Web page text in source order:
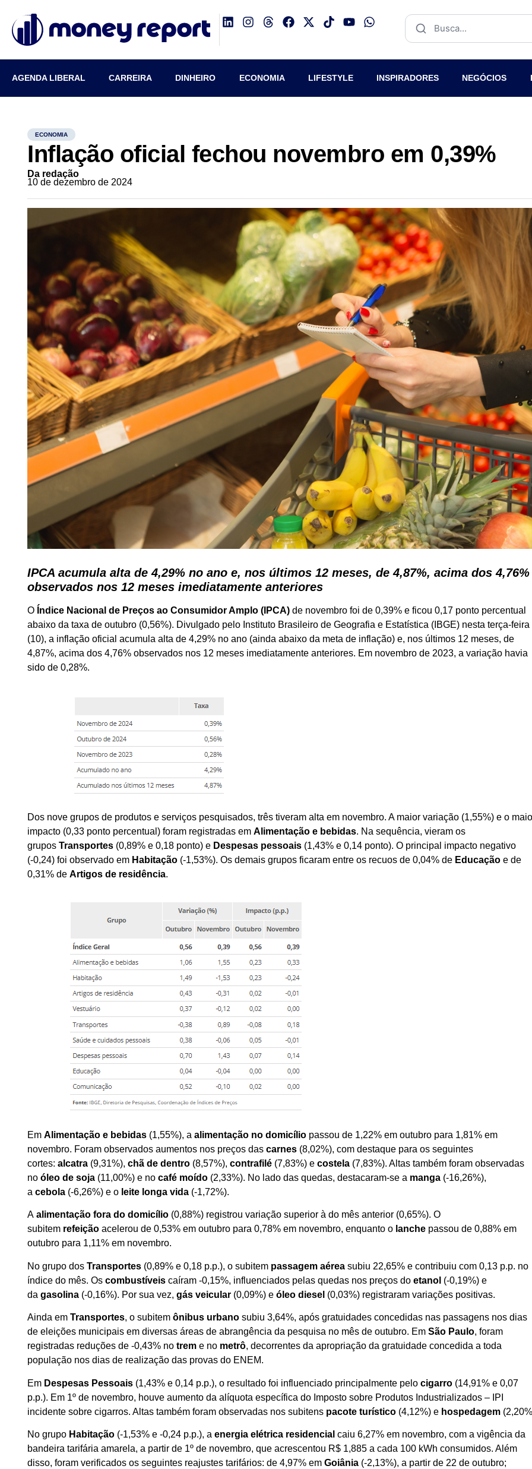
AGENDA LIBERAL CARREIRA DINHEIRO ECONOMIA LIFESTYLE INSPIRADORES NEGÓCIOS
ECONOMIA
Inflação oficial fechou novembro em 0,39%
Da redação
10 de dezembro de 2024
IPCA acumula alta de 4,29% no ano e, nos últimos 12 meses, de 4,87%, acima dos 4,76%
observados nos 12 meses imediatamente anteriores
O Índice Nacional de Preços ao Consumidor Amplo (IPCA) de novembro foi de 0,39% e ficou 0,17 ponto percentual
abaixo da taxa de outubro (0,56%). Divulgado pelo Instituto Brasileiro de Geografia e Estatística (IBGE) nesta terça-feira
(10), a inflação oficial acumula alta de 4,29% no ano (ainda abaixo da meta de inflação) e, nos últimos 12 meses, de
4,87%, acima dos 4,76% observados nos 12 meses imediatamente anteriores. Em novembro de 2023, a variação havia
sido de 0,28%.
Dos nove grupos de produtos e serviços pesquisados, três tiveram alta em novembro. A maior variação (1,55%) e o
impacto (0,33 ponto percentual) foram registradas emAlimentação e bebidas. Na sequência, vieram os
gruposTransportes (0,89% e 0,18 ponto) e Despesas pessoais (1,43% e 0,14 ponto). O principal impacto negativo
(-0,24) foi observado em Habitação (-1,53%). Os demais grupos ficaram entre os recuos de 0,04% de Educação e de
0,31% deArtigos de residência.
EmAlimentação e bebidas (1,55%), aalimentação no domicílio passou de 1,22% em outubro para 1,81% em
novembro. Foram observados aumentos nos preços dascarnes (8,02%), com destaque para os seguintes
cortes:alcatra (9,31%),chã de dentro (8,57%),contrafilé (7,83%) ecostela (7,83%). Altas também foram observadas
noóleo de soja (11,00%) e nocafé moído (2,33%). No lado das quedas, destacaram-se a manga (-16,26%),
acebola (-6,26%) e o leite longa vida (-1,72%).
Aalimentação fora do domicílio (0,88%) registrou variação superior à do mês anterior (0,65%). O
subitem refeição acelerou de 0,53% em outubro para 0,78% em novembro, enquanto o lanche passou de 0,88% em
outubro para 1,11% em novembro.
No grupo dosTransportes (0,89% e 0,18 p.p.), o subitem passagem aérea subiu 22,65% e contribuiu com 0,13 p.p. no
índice do mês. Oscombustíveiscaíram -0,15%, influenciados pelas quedas nos preços doetanol (-0,19%) e
dagasolina (-0,16%). Por sua vez,gás veicular (0,09%) eóleo diesel (0,03%) registraram variações positivas.
Ainda emTransportes, o subitemônibus urbanosubiu 3,64%, após gratuidades concedidas nas passagens nos dias
de eleições municipais em diversas áreas de abrangência da pesquisa no mês de outubro. EmSão Paulo, foram
registradas reduções de -0,43% notrem e no metrô, decorrentes da apropriação da gratuidade concedida a toda
população nos dias de realização das provas do ENEM.
Em Despesas Pessoais (1,43% e 0,14 p.p.), o resultado foi influenciado principalmente pelocigarro (14,91% e 0,07
p.p.). Em 1º de novembro, houve aumento da alíquota específica do Imposto sobre Produtos Industrializados – IPI
incidente sobre cigarros. Altas também foram observadas nos subitens pacote turístico (4,12%) e hospedagem
No grupo Habitação (-1,53% e -0,24 p.p.), aenergia elétrica residencialcaiu 6,27% em novembro, com a vigência da
bandeira tarifária amarela, a partir de 1º de novembro, que acrescentou R$ 1,885 a cada 100 kWh consumidos. Além
disso, foram verificados os seguintes reajustes tarifários: de 4,97% emGoiânia (-2,13%), a partir de 22 de outubro;